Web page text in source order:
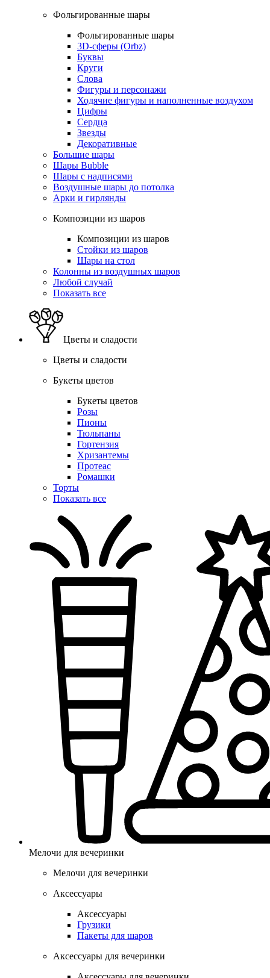
Фольгированные шары
Фольгированные шары
3D-сферы (Orbz)
Буквы
Круги
Слова
Фигуры и персонажи
Ходячие фигуры и наполненные воздухом
Цифры
Сердца
Звезды
Декоративные
Большие шары
Шары Bubble
Шары с надписями
Воздушные шары до потолка
Арки и гирлянды
Композиции из шаров
Композиции из шаров
Стойки из шаров
Шары на стол
Колонны из воздушных шаров
Любой случай
Показать все
Цветы и сладости
Цветы и сладости
Букеты цветов
Букеты цветов
Розы
Пионы
Тюльпаны
Гортензия
Хризантемы
Протеас
Ромашки
Торты
Показать все
Мелочи для вечеринки
Мелочи для вечеринки
Аксессуары
Аксессуары
Грузики
Пакеты для шаров
Аксессуары для вечеринки